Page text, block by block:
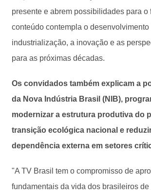
presente e abrem possibilidades para o
conteúdo contempla o desenvolvimento
industrialização, a inovação e as
para as próximas décadas.
Os convidados também explicam a
da Nova Indústria Brasil (NIB),
modernizar a estrutura produtiva do
transição ecológica nacional e
dependência externa em setores
"A TV Brasil tem o compromisso de
fundamentais da vida dos brasileiros de